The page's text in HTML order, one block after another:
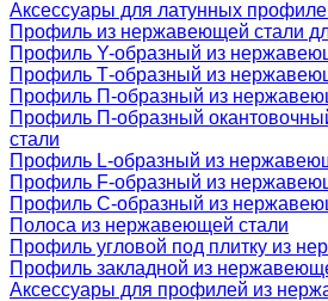
Аксессуары для латунных
Профиль из нержавеющей стали
Профиль Y-образный из
Профиль Т-образный из
Профиль П-образный из
Профиль П-образный
стали
Профиль L-образный из
Профиль F-образный из
Профиль C-образный из
Полоса из нержавеющей стали
Профиль угловой под плитку из
Профиль закладной из
Аксессуары для профилей из